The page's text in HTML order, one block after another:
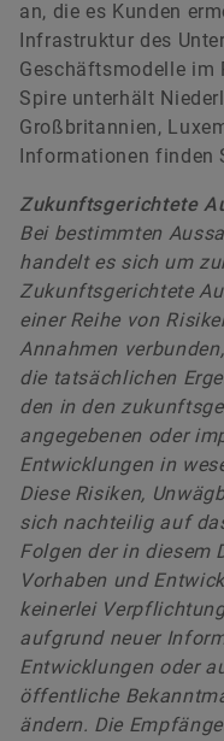
an, die es Kunden
Infrastruktur des
Geschäftsmodelle im
Spire unterhält
Großbritannien,
Informationen finden
Zukunftsgerichtete
Bei bestimmten
handelt es sich um
Zukunftsgerichtete
einer Reihe von
Annahmen
die tatsächlichen
den in den
angegebenen oder
Entwicklungen in
Diese Risiken,
sich nachteilig auf
Folgen der in diesem
Vorhaben und
keinerlei
aufgrund neuer
Entwicklungen oder
öffentliche
ändern. Die